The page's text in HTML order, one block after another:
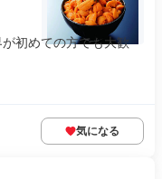
初めての方でも大歓
気になる